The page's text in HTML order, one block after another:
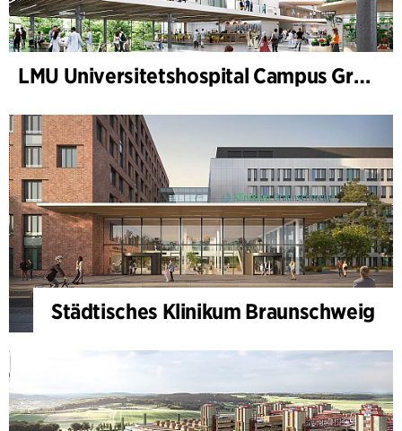
LMU Universitetshospital Campus Grosshadern
Städtisches Klinikum Braunschweig